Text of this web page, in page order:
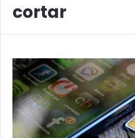
cortar